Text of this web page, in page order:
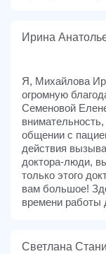
Ирина
Я, Михайлова
огромную
Семеновой
общении с
действия
доктора-люди,
только этого
вам большое!
времени работы
Светлана